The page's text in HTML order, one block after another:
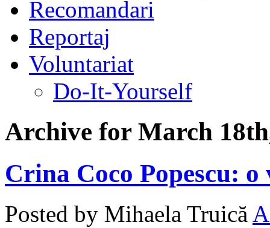
Recomandari
Reportaj
Voluntariat
Do-It-Yourself
Archive for March
Crina Coco Popescu:
Posted by Mihaela Truică